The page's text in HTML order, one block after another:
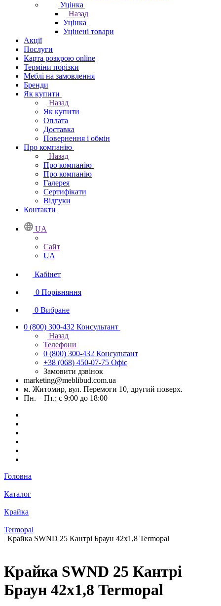
Уцінка
Назад
Уцінка
Уцінені товари
Акції
Послуги
Карта розкрою online
Терміни порізки
Меблі на замовлення
Бренди
Як купити
Назад
Як купити
Оплата
Доставка
Повернення і обмін
Про компанію
Назад
Про компанію
Про компанію
Галерея
Сертифікати
Відгуки
Контакти
UA
Сайт
UA
Кабінет
0 Порівняння
0 Вибране
0 (800) 300-432 Консультант
Назад
Телефони
0 (800) 300-432 Консультант
+38 (068) 450-07-75 Офіс
Замовити дзвінок
marketing@meblibud.com.ua
м. Житомир, вул. Перемоги 10, другий поверх.
Пн. – Пт.: с 9:00 до 18:00
Головна
Каталог
Крайка
Termopal
Крайка SWND 25 Кантрі Браун 42х1,8 Termopal
Крайка SWND 25 Кантрі
Браун 42х1,8 Termopal